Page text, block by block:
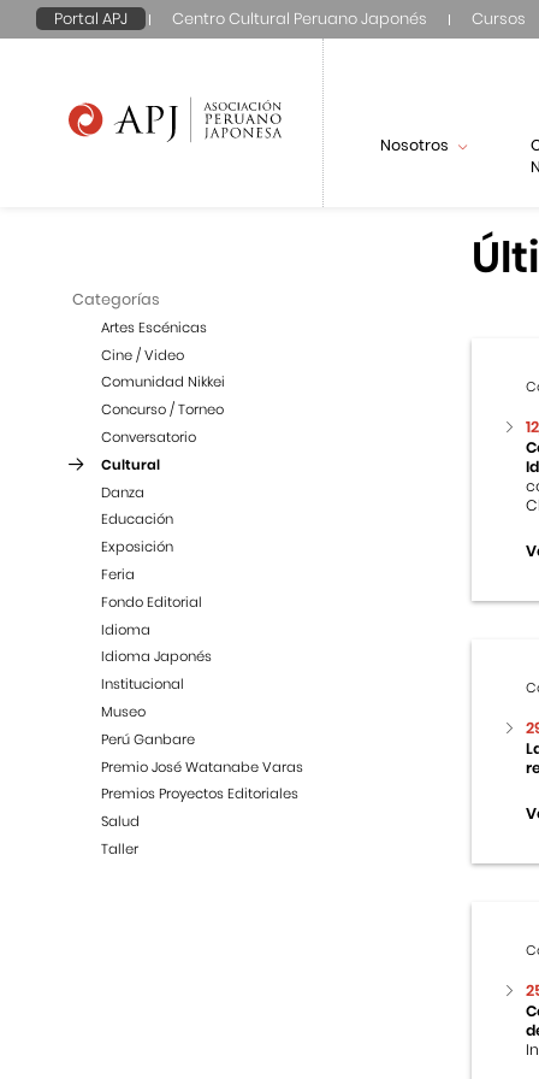
Portal APJ Centro Cultural Peruano Japonés Cursos
Nosotros
Categorías
Artes Escénicas
Cine / Video
Comunidad Nikkei
Concurso / Torneo
Conversatorio
Cultural
Danza
Educación
Exposición
Feria
Fondo Editorial
Idioma
Idioma Japonés
Institucional
Museo
Perú Ganbare
Premio José Watanabe Varas
Premios Proyectos Editoriales
Salud
Taller